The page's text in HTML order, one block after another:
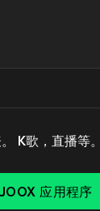
K歌，直播等
应用程序